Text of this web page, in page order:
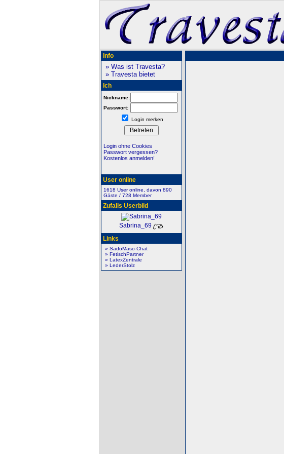
Info
» Was ist Travesta?
» Travesta bietet
Ich
Nickname:
Passwort:
Login merken
Login ohne Cookies
Passwort vergessen?
Kostenlos anmelden!
User online
1618 User online, davon 890
Gäste / 728 Member
Zufalls Userbild
Sabrina_69
Links
» SadoMaso-Chat
» FetischPartner
» LatexZentrale
» LederStolz